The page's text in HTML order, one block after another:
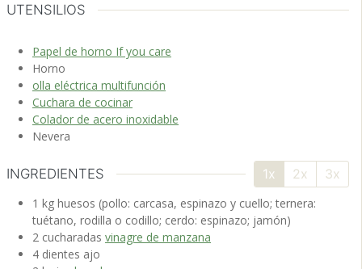
UTENSILIOS
Papel de horno If you care
Horno
olla eléctrica multifunción
Cuchara de cocinar
Colador de acero inoxidable
Nevera
INGREDIENTES 1x 2x 3x
1 kg huesos (pollo: carcasa, espinazo y cuello; ternera:
tuétano, rodilla o codillo; cerdo: espinazo; jamón)
2 cucharadas vinagre de manzana
4 dientes ajo